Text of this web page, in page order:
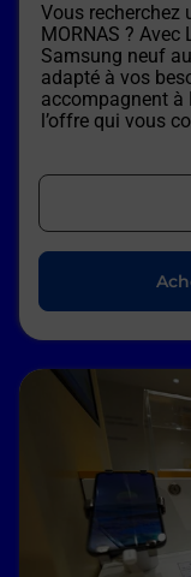
Vous recherchez
MORNAS ? Avec
Samsung neuf
adapté à vos
accompagnent à
l’offre qui vous